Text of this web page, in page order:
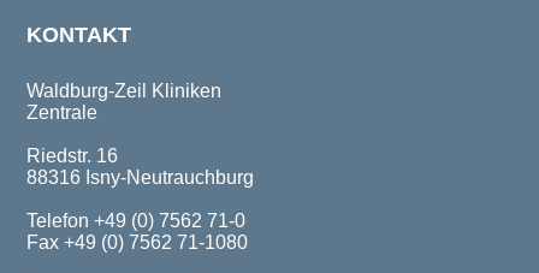
KONTAKT
Waldburg-Zeil Kliniken
Zentrale
Riedstr. 16
88316 Isny-Neutrauchburg
Telefon +49 (0) 7562 71-0
Fax +49 (0) 7562 71-1080